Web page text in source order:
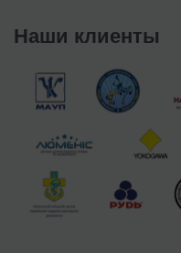
Наши клиенты